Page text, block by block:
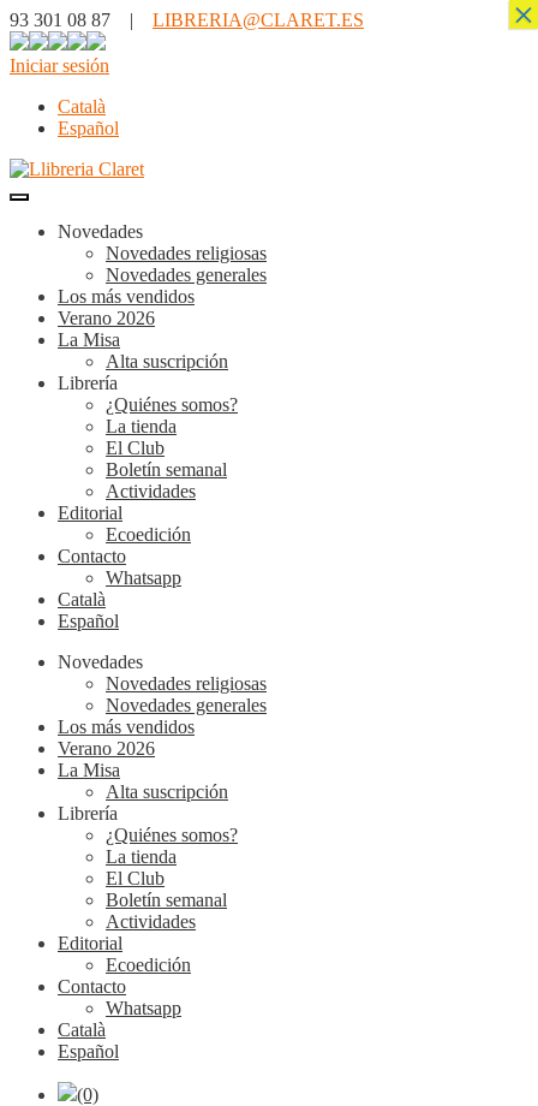
93 301 08 87 | LIBRERIA@CLARET.ES
Iniciar sesión
Català
Español
Novedades
Novedades religiosas
Novedades generales
Los más vendidos
Verano 2026
La Misa
Alta suscripción
Librería
¿Quiénes somos?
La tienda
El Club
Boletín semanal
Actividades
Editorial
Ecoedición
Contacto
Whatsapp
Català
Español
Novedades
Novedades religiosas
Novedades generales
Los más vendidos
Verano 2026
La Misa
Alta suscripción
Librería
¿Quiénes somos?
La tienda
El Club
Boletín semanal
Actividades
Editorial
Ecoedición
Contacto
Whatsapp
Català
Español
(0)
×